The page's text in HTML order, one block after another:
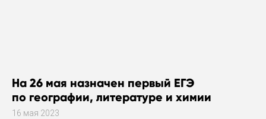
На 26 мая назначен первый ЕГЭ
по географии, литературе и химии
16 мая 2023